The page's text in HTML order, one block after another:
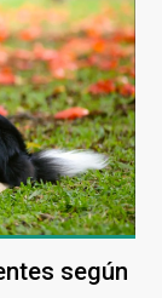
según